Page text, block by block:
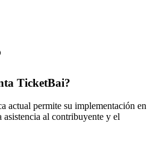
TicketBai?
actual permite su implementación en
asistencia al contribuyente y el